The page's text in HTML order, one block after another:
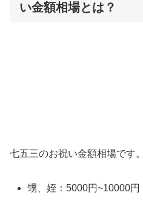
い金額相場とは？
七五三のお祝い金額相場です。
甥、姪：5000円~10000円